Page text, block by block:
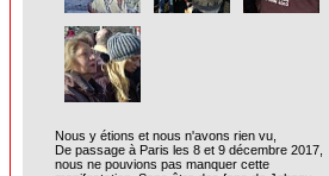
Nous y étions et nous n'avons rien vu,
De passage à Paris les 8 et 9 décembre 2017,
nous ne pouvions pas manquer cette